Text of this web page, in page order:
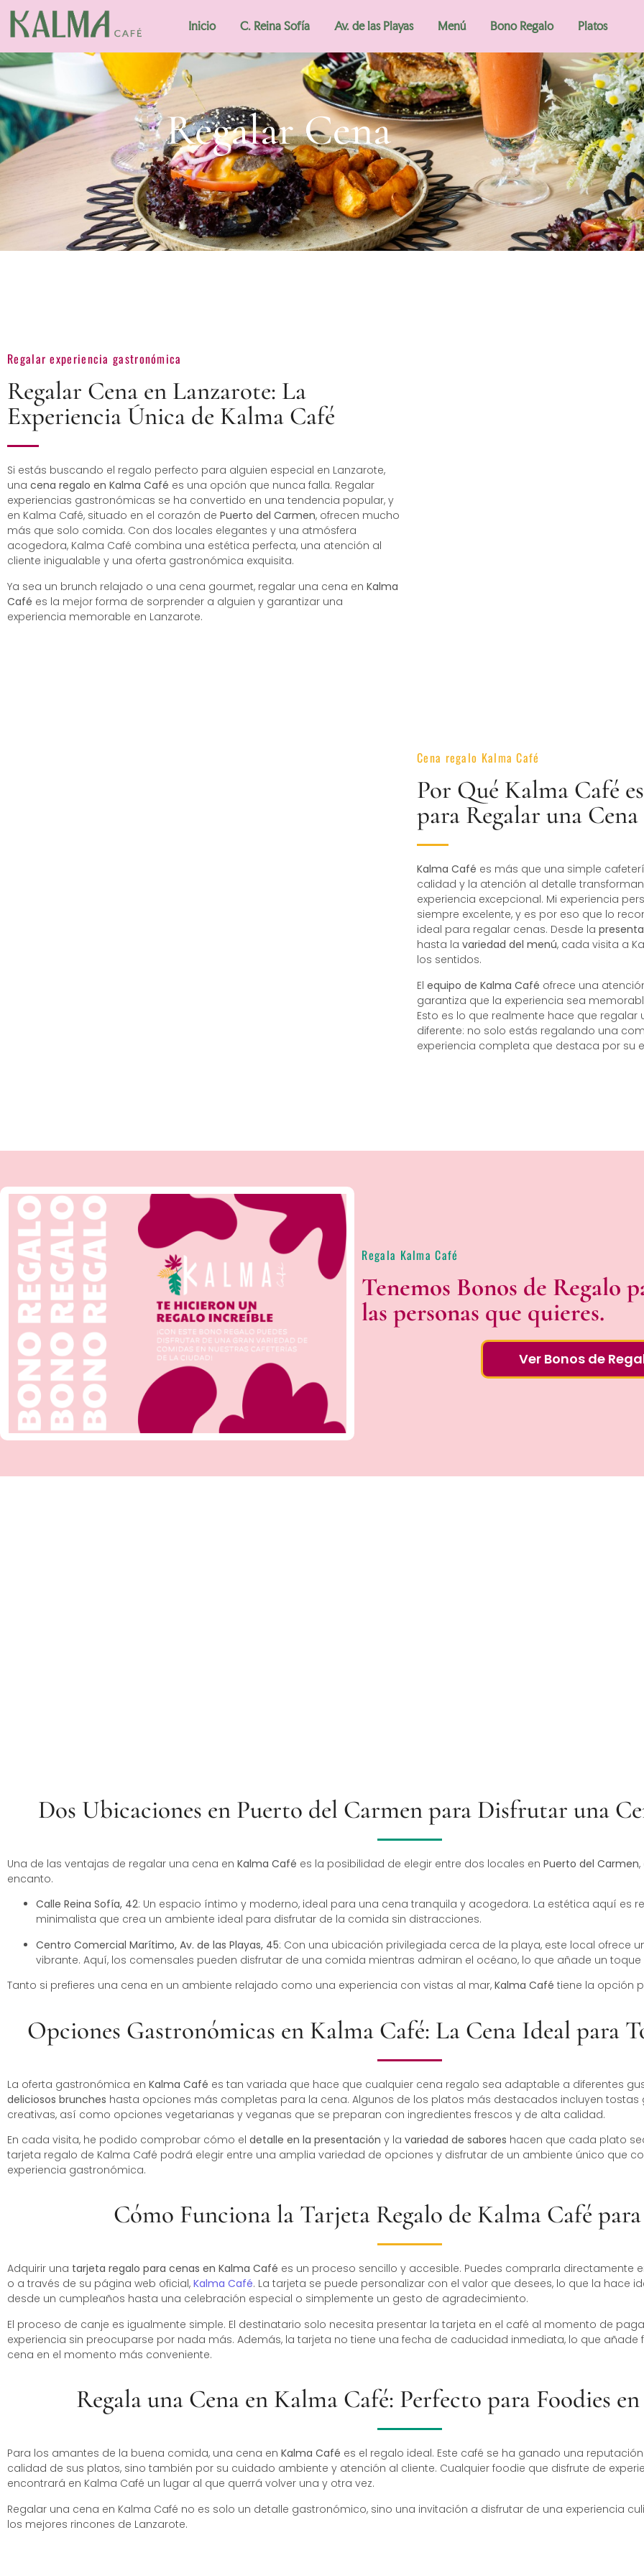
Inicio C. Reina Sofía Av. de las Playas Menú Bono Regalo Platos
Regalar Cena
Regalar experiencia gastronómica
Regalar Cena en Lanzarote: La
Experiencia Única de Kalma Café
Si estás buscando el regalo perfecto para alguien especial en Lanzarote,
una cena regalo en Kalma Café es una opción que nunca falla. Regalar
experiencias gastronómicas se ha convertido en una tendencia popular, y
en Kalma Café, situado en el corazón de Puerto del Carmen, ofrecen mucho
más que solo comida. Con dos locales elegantes y una atmósfera
acogedora, Kalma Café combina una estética perfecta, una atención al
cliente inigualable y una oferta gastronómica exquisita.
Ya sea un brunch relajado o una cena gourmet, regalar una cena en Kalma
Café es la mejor forma de sorprender a alguien y garantizar una
experiencia memorable en Lanzarote.
Cena regalo Kalma Café
Por Qué Kalma Café
para Regalar una
Kalma Café es más que una simple
calidad y la atención al detalle
experiencia excepcional. Mi experiencia
siempre excelente, y es por eso que lo
ideal para regalar cenas. Desde la
hasta la variedad del menú, cada visita a
los sentidos.
El equipo de Kalma Café ofrece una
garantiza que la experiencia sea
Esto es lo que realmente hace que regalar
diferente: no solo estás regalando una
experiencia completa que destaca por su
Regala Kalma Café
Tenemos Bonos de Regalo
las personas que quieres.
Ver Bonos de
Dos Ubicaciones en Puerto del Carmen para Disfrutar una
Una de las ventajas de regalar una cena en Kalma Café es la posibilidad de elegir entre dos locales en Puerto del Carmen
encanto.
Calle Reina Sofía, 42: Un espacio íntimo y moderno, ideal para una cena tranquila y acogedora. La estética aquí es
minimalista que crea un ambiente ideal para disfrutar de la comida sin distracciones.
Centro Comercial Marítimo, Av. de las Playas, 45: Con una ubicación privilegiada cerca de la playa, este local ofrece
vibrante. Aquí, los comensales pueden disfrutar de una comida mientras admiran el océano, lo que añade un
Tanto si prefieres una cena en un ambiente relajado como una experiencia con vistas al mar, Kalma Café tiene la opción
Opciones Gastronómicas en Kalma Café: La Cena Ideal para
La oferta gastronómica en Kalma Café es tan variada que hace que cualquier cena regalo sea adaptable a diferentes
deliciosos brunches hasta opciones más completas para la cena. Algunos de los platos más destacados incluyen tostas
creativas, así como opciones vegetarianas y veganas que se preparan con ingredientes frescos y de alta calidad.
En cada visita, he podido comprobar cómo el detalle en la presentación y la variedad de sabores hacen que cada plato
tarjeta regalo de Kalma Café podrá elegir entre una amplia variedad de opciones y disfrutar de un ambiente único que
experiencia gastronómica.
Cómo Funciona la Tarjeta Regalo de Kalma Café para
Adquirir una tarjeta regalo para cenas en Kalma Café es un proceso sencillo y accesible. Puedes comprarla directamente
o a través de su página web oficial, Kalma Café. La tarjeta se puede personalizar con el valor que desees, lo que la hace
desde un cumpleaños hasta una celebración especial o simplemente un gesto de agradecimiento.
El proceso de canje es igualmente simple. El destinatario solo necesita presentar la tarjeta en el café al momento de
experiencia sin preocuparse por nada más. Además, la tarjeta no tiene una fecha de caducidad inmediata, lo que añade
cena en el momento más conveniente.
Regala una Cena en Kalma Café: Perfecto para Foodies
Para los amantes de la buena comida, una cena en Kalma Café es el regalo ideal. Este café se ha ganado una
calidad de sus platos, sino también por su cuidado ambiente y atención al cliente. Cualquier foodie que disfrute de
encontrará en Kalma Café un lugar al que querrá volver una y otra vez.
Regalar una cena en Kalma Café no es solo un detalle gastronómico, sino una invitación a disfrutar de una experiencia
los mejores rincones de Lanzarote.